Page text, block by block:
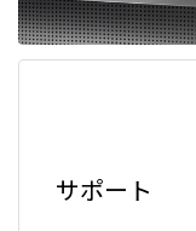
サポート